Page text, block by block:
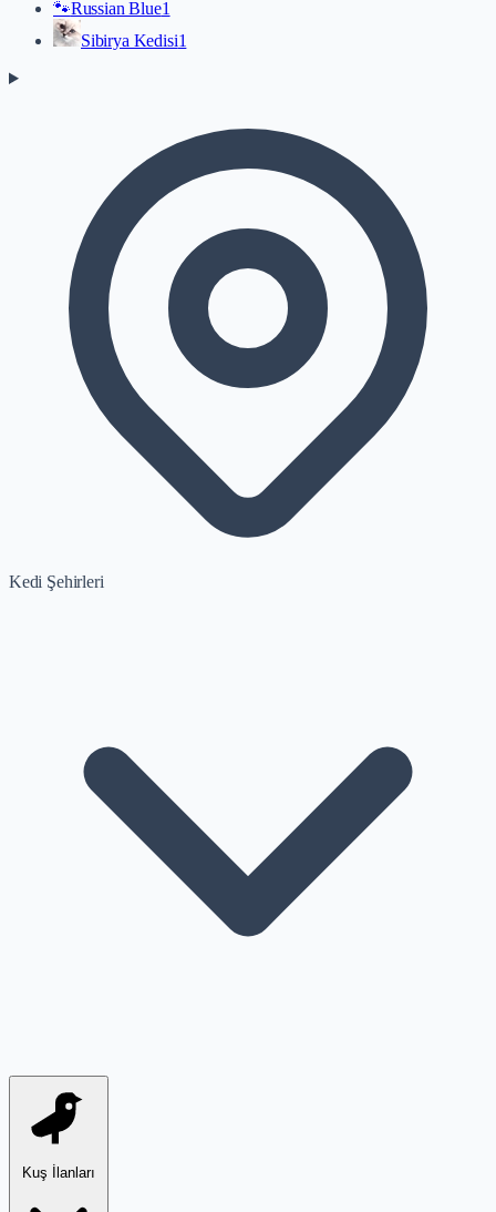
🐾Russian Blue1
Sibirya Kedisi1
Kedi Şehirleri
Kuş İlanları